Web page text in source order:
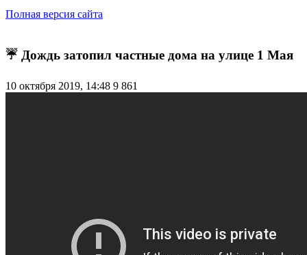
Полная версия сайта
☔ Дождь затопил частные дома на улице 1 Мая
10 октября 2019, 14:48 9 861